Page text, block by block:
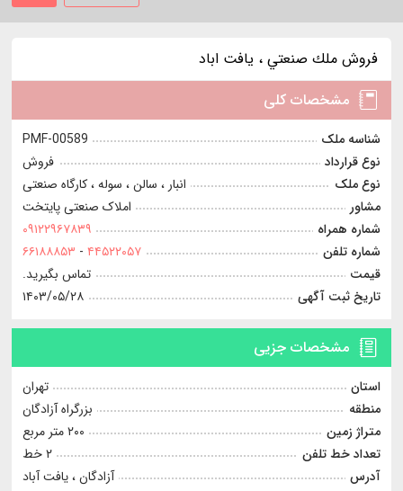
فروش ملك صنعتي ، يافت اباد
مشخصات کلی
شناسه ملک
PMF-00589
نوع قرارداد
فروش
نوع ملک
انبار ، سالن ، سوله ، کارگاه صنعتی
مشاور
املاک صنعتی پایتخت
شماره همراه
۰۹۱۲۲۹۶۷۸۳۹
شماره تلفن
۴۴۵۲۲۰۵۷ - ۶۶۱۸۸۸۵۳
قیمت
تماس بگیرید.
تاریخ ثبت آگهی
۱۴۰۳/۰۵/۲۸
مشخصات جزیی
استان
تهران
منطقه
بزرگراه آزادگان
متراژ زمین
۲۰۰ متر مربع
تعداد خط تلفن
۲ خط
آدرس
آزادگان ، يافت آباد